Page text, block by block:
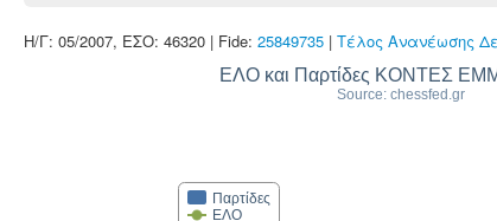
Η/Γ: 05/2007, ΕΣΟ: 46320 | Fide: 25849735 | Τέλος Ανανέωσης
ΕΛΟ και Παρτίδες ΚΟΝΤΕΣ
Source: chessfed.gr
Παρτίδες
ΕΛΟ